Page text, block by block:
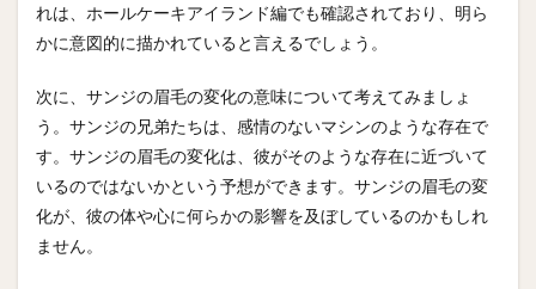
れは、ホールケーキアイランド編でも確認されており、明ら
かに意図的に描かれていると言えるでしょう。
次に、サンジの眉毛の変化の意味について考えてみましょ
う。サンジの兄弟たちは、感情のないマシンのような存在で
す。サンジの眉毛の変化は、彼がそのような存在に近づいて
いるのではないかという予想ができます。サンジの眉毛の変
化が、彼の体や心に何らかの影響を及ぼしているのかもしれ
ません。